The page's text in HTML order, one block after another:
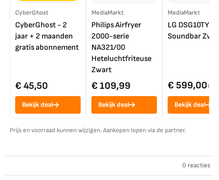
CyberGhost
CyberGhost - 2
jaar + 2 maanden
gratis abonnement
€ 45,50
Bekijk deal
MediaMarkt
Philips Airfryer
2000-serie
NA321/00
Heteluchtfriteuse
Zwart
€ 109,99
Bekijk deal
MediaMarkt
LG DSG10TY
Soundbar
€ 599,00€
Bekijk deal
Prijs en voorraad kunnen wijzigen. Aankopen lopen via de partner.
0 reacties